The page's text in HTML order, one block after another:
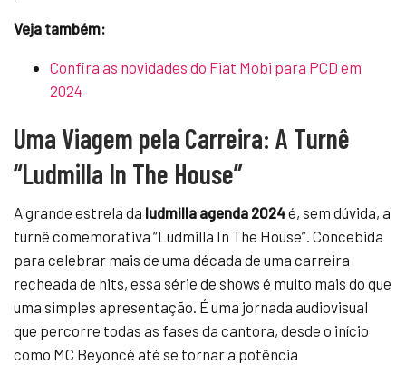
Veja também:
Confira as novidades do Fiat Mobi para PCD em
2024
Uma Viagem pela Carreira: A Turnê
“Ludmilla In The House”
A grande estrela da ludmilla agenda 2024é, sem dúvida, a
turnê comemorativa “Ludmilla In The House”. Concebida
para celebrar mais de uma década de uma carreira
recheada de hits, essa série de shows é muito mais do que
uma simples apresentação. É uma jornada audiovisual
que percorre todas as fases da cantora, desde o início
como MC Beyoncé até se tornar a potência